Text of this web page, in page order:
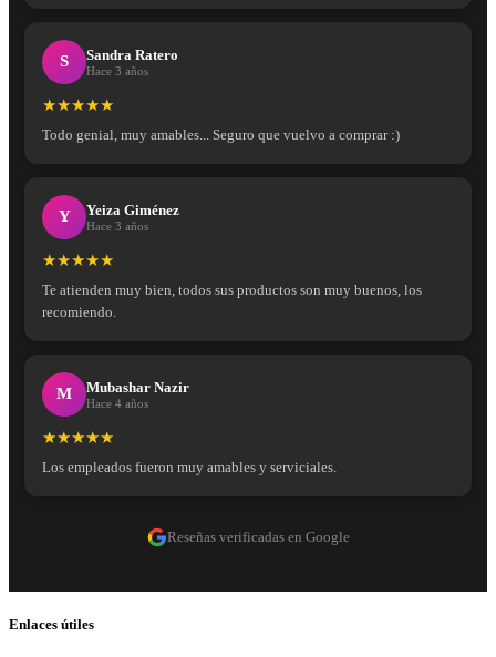
S Sandra Ratero
Hace 3 años
★★★★★
Todo genial, muy amables... Seguro que vuelvo a comprar :)
Y Yeiza Giménez
Hace 3 años
★★★★★
Te atienden muy bien, todos sus productos son muy buenos, los
recomiendo.
M Mubashar Nazir
Hace 4 años
★★★★★
Los empleados fueron muy amables y serviciales.
Reseñas verificadas en Google
Enlaces útiles